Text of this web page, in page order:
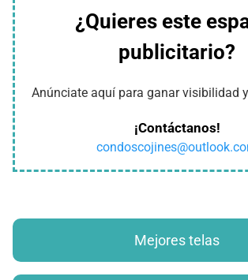
¿Quieres este
publicitario?
Anúnciate aquí para ganar visibilidad
¡Contáctanos!
Mejores telas